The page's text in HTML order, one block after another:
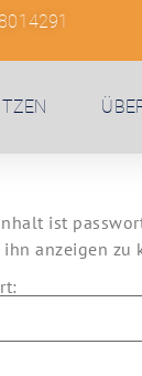
ist
ihn anzeigen zu